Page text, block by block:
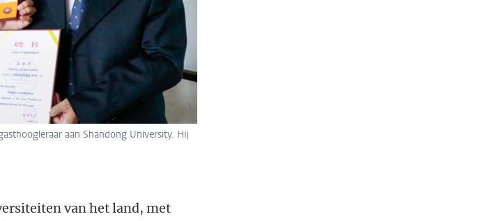
aan Shandong University. Hij
van het land, met